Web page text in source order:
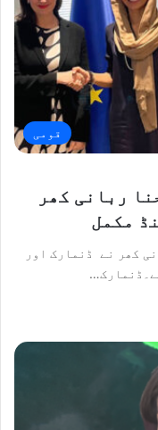
قومی
ربانی کھر
مکمل
کھر نے ڈنمارک اور